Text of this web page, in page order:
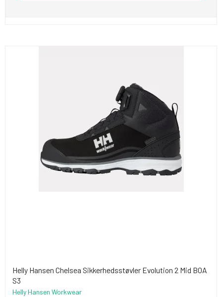
Helly Hansen Chelsea Sikkerhedsstøvler Evolution 2 Mid BOA
S3
Helly Hansen Workwear